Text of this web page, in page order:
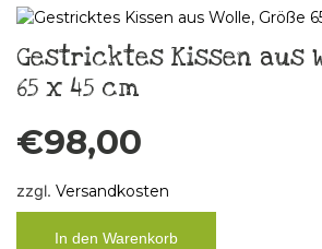
Gestricktes Kissen aus
65 x 45 cm
€98,00
zzgl. Versandkosten
In den Warenkorb